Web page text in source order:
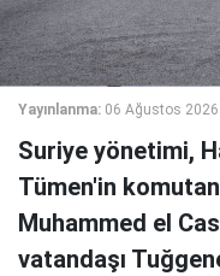
Yayınlanma: 06 Ağustos 2026
Suriye yönetimi,
Tümen'in
Muhammed el
vatandaşı